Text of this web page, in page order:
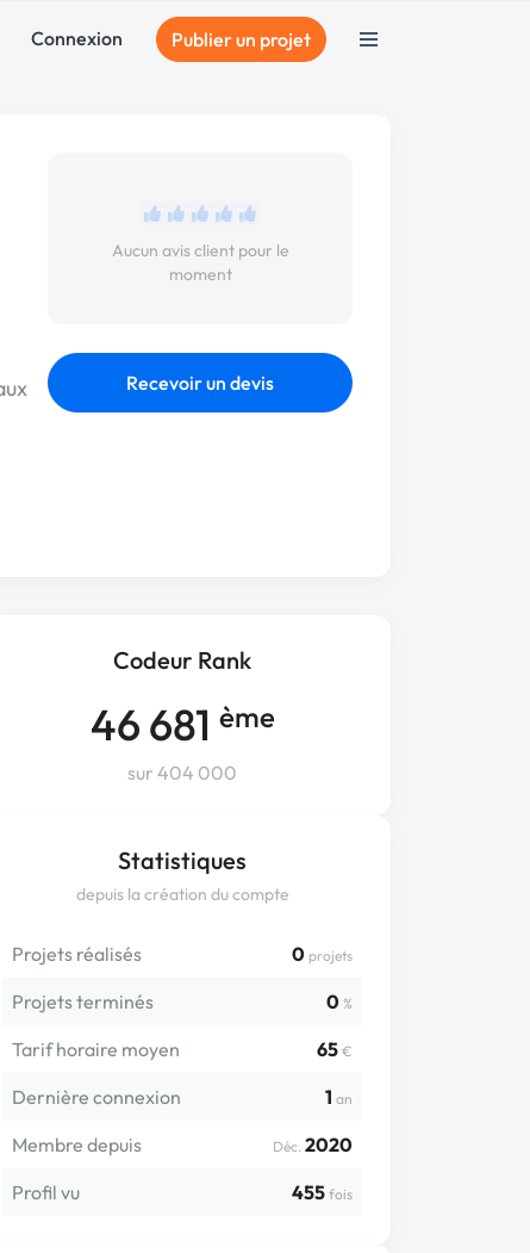
Connexion Publier un projet
Aucun avis client pour le
moment
Recevoir un devis
Codeur Rank
46 681 ème
sur 404 000
Statistiques
depuis la création du compte
Projets réalisés 0 projets
Projets terminés 0 %
Tarif horaire moyen 65 €
Dernière connexion 1 an
Membre depuis Déc. 2020
Profil vu
455 fois